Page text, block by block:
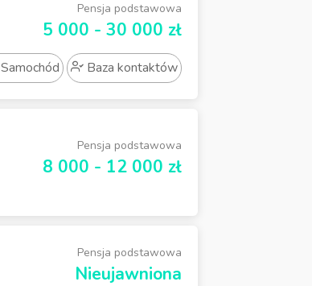
Pensja podstawowa
5 000 - 30 000 zł
Samochód Baza kontaktów
Pensja podstawowa
8 000 - 12 000 zł
Pensja podstawowa
Nieujawniona